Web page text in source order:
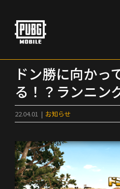
content
ドン勝に向かっ
る！？ランニン
22.04.01 | お知らせ